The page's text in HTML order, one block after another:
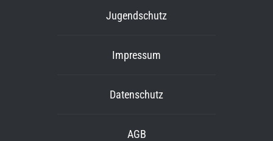
Jugendschutz
Impressum
Datenschutz
AGB